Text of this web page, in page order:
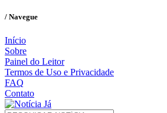
/ Navegue
Início
Sobre
Painel do Leitor
Termos de Uso e Privacidade
FAQ
Contato